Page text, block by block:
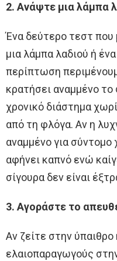
2. Ανάψτε μια λάμπα
Ένα δεύτερο τεστ που
μια λάμπα λαδιού ή
περίπτωση
κρατήσει αναμμένο το
χρονικό διάστημα
από τη φλόγα. Αν η
αναμμένο για σύντομο
αφήνει καπνό ενώ
σίγουρα δεν είναι
3. Αγοράστε το
Αν ζείτε στην
ελαιοπαραγωγούς